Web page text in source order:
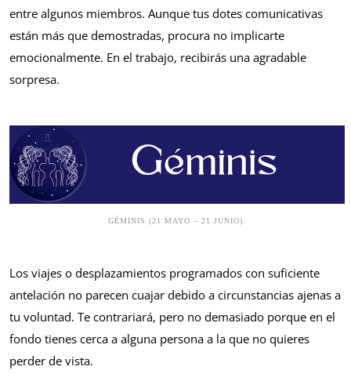
entre algunos miembros. Aunque tus dotes comunicativas
están más que demostradas, procura no implicarte
emocionalmente. En el trabajo, recibirás una agradable
sorpresa.
GÉMINIS (21 MAYO – 21 JUNIO).
Los viajes o desplazamientos programados con suficiente
antelación no parecen cuajar debido a circunstancias ajenas a
tu voluntad. Te contrariará, pero no demasiado porque en el
fondo tienes cerca a alguna persona a la que no quieres
perder de vista.